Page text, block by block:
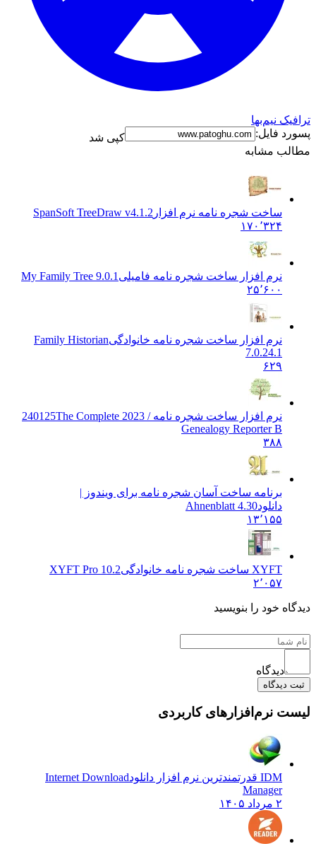
ترافیک نیم‌بها
پسورد فایل:
کپی شد
مطالب مشابه
ساخت شجره نامه نرم افزار SpanSoft TreeDraw v4.1.2
۱۷۰٬۳۲۴
نرم افزار ساخت شجره نامه فامیلی My Family Tree 9.0.1
۲۵٬۶۰۰
نرم افزار ساخت شجره نامه خانوادگیFamily Historian
7.0.24.1
۶۲۹
نرم افزار ساخت شجره نامه / 2023 240125
The Complete
Genealogy Reporter B
۳۸۸
برنامه ساخت آسان شجره نامه برای ویندوز |
دانلودAhnenblatt 4.30
۱۳٬۱۵۵
XYFT ساخت شجره نامه خانوادگی
XYFT Pro 10.2
۲٬۰۵۷
دیدگاه خود را بنویسید
دیدگاه
ثبت دیدگاه
لیست نرم‌افزارهای کاربردی
IDM قدرتمندترین نرم افزار دانلود
Internet Download
Manager
۲ مرداد ۱۴۰۵